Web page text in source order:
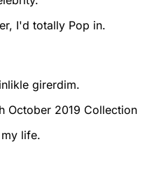
I'd totally Pop in.
girerdim.
October 2019 Collection
life.